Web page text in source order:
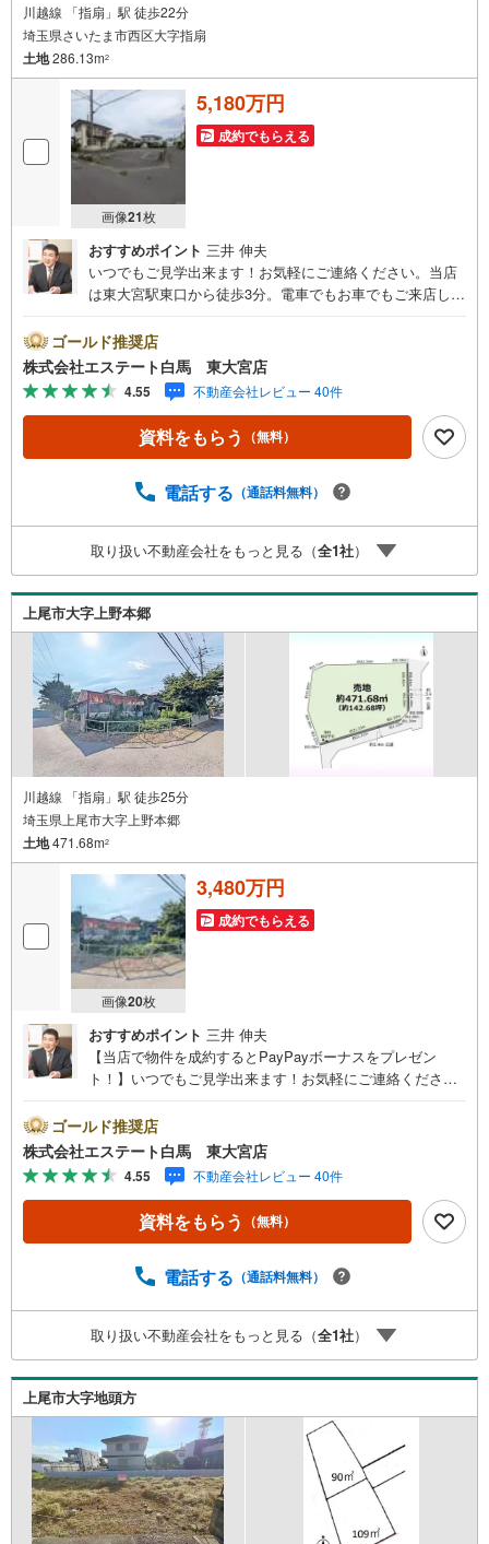
川越線 「指扇」駅 徒歩22分
埼玉県さいたま市西区大字指扇
土地286.13m2
画像21枚
5,180万円
成約でもらえる
おすすめポイント 三井 伸夫
いつでもご見学出来ます！お気軽にご連絡ください。当店
は東大宮駅東口から徒歩3分。電車でもお車でもご来店しや
ート見学・リモート相談サービス～・小さいお子様や家事
で外出できない、天気が悪く外出したくない時・LINEやZO
OMなど無料のアプリですぐにご利用いただけます・リモー
ト見学はスタッフがご興味ある物件の現地から映像をお届
けします・写真では伝わりにくい「空気感」や違うアング
ルからみたかったリビングの「見え方」などもしっかり確
計相談を専門のファイナンシャルプランナーと1対1で・バ
変わって予め確認も・別々の場所から家族みんなで参加も
できます・お気軽にご相談下さい～営業時間～9:30～18:30
こちらのお時間でしたらお電話でのお問合せがスムーズで
すお気軽にお問合せください
ゴールド推奨店
株式会社エステート白馬 東大宮店
4.55 不動産会社レビュー 40件
資料をもらう （無料）
電話する （通話料無料）
取り扱い不動産会社をもっと見る（全1社）
上尾市大字上野本郷
川越線 「指扇」駅 徒歩25分
埼玉県上尾市大字上野本郷
土地471.68m2
画像20枚
3,480万円
成約でもらえる
おすすめポイント 三井 伸夫
【当店で物件を成約するとPayPayボーナスをプレゼン
ト！】いつでもご見学出来ます！お気軽にご連絡くださ
来店しやすい店舗です。お気軽にお立ち寄り下さい。～人
気のリモート見学・リモート相談サービス～・小さいお子
様や家事で外出できない、天気が悪く外出したくない時・L
INEやZOOMなど無料のアプリですぐにご利用いただけま
す・リモート見学はスタッフがご興味ある物件の現地から
映像をお届けします・写真では伝わりにくい「空気感」や
しっかり確認できます・リモート相談は第三者による住宅
対1で・バーチャル背景でプライバシーも安心・忙しいパー
トナーに変わって予め確認も・別々の場所から家族みんな
で参加もできます・お気軽にご相談下さい～営業時間～9:3
0～18:30こちらのお時間でしたらお電話でのお問合せがス
ムーズですお気軽にお問合せください
ゴールド推奨店
株式会社エステート白馬 東大宮店
4.55 不動産会社レビュー 40件
資料をもらう （無料）
電話する （通話料無料）
取り扱い不動産会社をもっと見る（全1社）
上尾市大字地頭方